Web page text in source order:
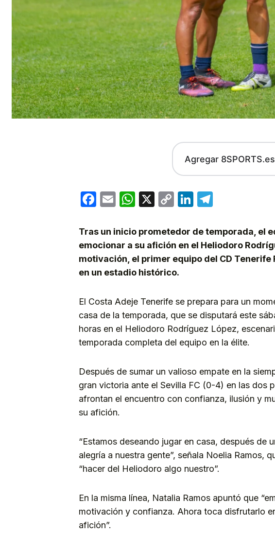
Agregar
Facebook
EmailWhatsApp
X
CopyLinkedIn
Tras un inicio prometedor de temporada, el
emocionar a su afición en el Heliodoro
motivación, el primer equipo del CD Tenerife
en un estadio histórico.
El Costa Adeje Tenerife se prepara para un
casa de la temporada, que se disputará este
horas en el Heliodoro Rodríguez López,
temporada completa del equipo en la élite.
Después de sumar un valioso empate en la
gran victoria ante el Sevilla FC (0-4) en las dos
afrontan el encuentro con confianza, ilusión y
su afición.
“Estamos deseando jugar en casa, después de
alegría a nuestra gente”, señala Noelia Ramos,
“hacer del Heliodoro algo nuestro”.
En la misma línea, Natalia Ramos apuntó que
motivación y confianza. Ahora toca disfrutarlo
afición”.